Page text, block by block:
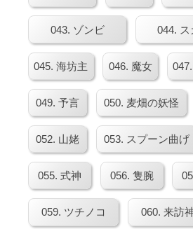
043. ゾンビ 044. ス
045. 海坊主 046. 魔女
049. 予言 050. 麦畑の妖怪
052. 山姥 053. スプーン曲げ
055. 式神 056. 隻腕
059. ツチノコ 060. 来訪